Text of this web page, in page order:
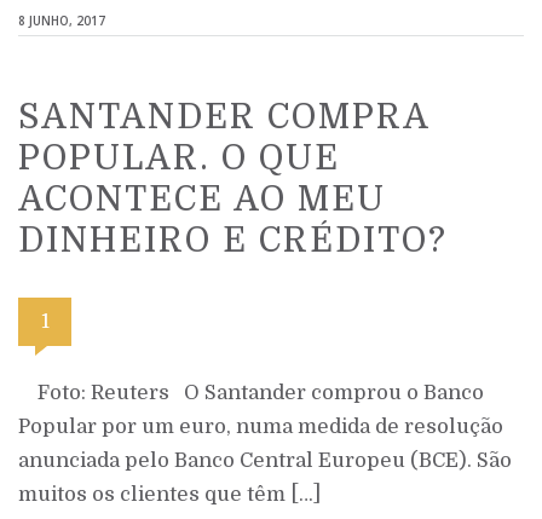
8 JUNHO, 2017
SANTANDER COMPRA
POPULAR. O QUE
ACONTECE AO MEU
DINHEIRO E CRÉDITO?
1
Foto: Reuters O Santander comprou o Banco
Popular por um euro, numa medida de resolução
anunciada pelo Banco Central Europeu (BCE). São
muitos os clientes que têm […]